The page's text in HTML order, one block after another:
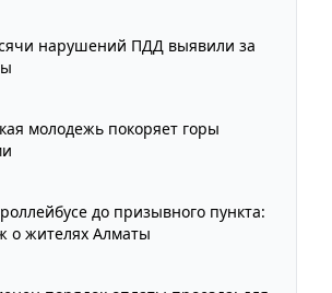
нарушений ПДД выявили за
молодежь покоряет горы
до призывного пункта:
о жителях Алматы